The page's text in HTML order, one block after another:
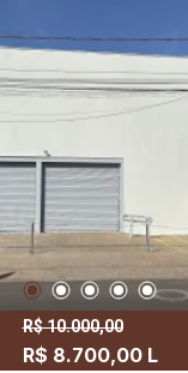
R$ 10.000,00
R$ 8.700,00 L